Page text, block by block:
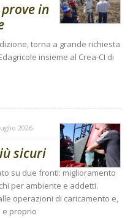
in
torna a grande richiesta
insieme al Crea-CI di
2026
sicuri
su due fronti: miglioramento
per ambiente e addetti.
operazioni di caricamento e,
e proprio